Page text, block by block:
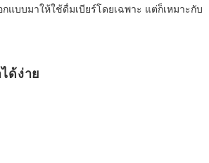
บบมาให้ใช้ดื่มเบียร์โดยเฉพาะ แต่ก็เหมาะกับ
ด้ง่าย